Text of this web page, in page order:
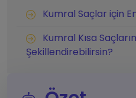
Kumral Saçlar için
Kumral Kısa
Şekillendirebilirsin?